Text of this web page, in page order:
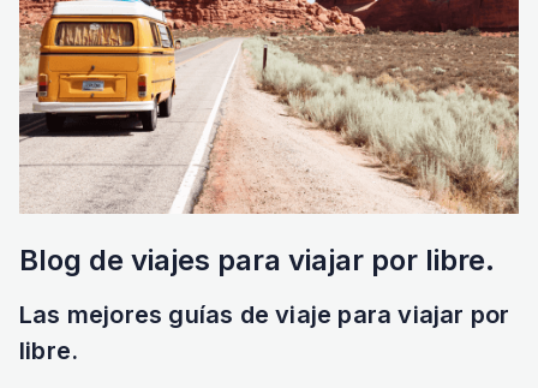
Blog de viajes para viajar por libre.
Las mejores guías de viaje para viajar por
libre.